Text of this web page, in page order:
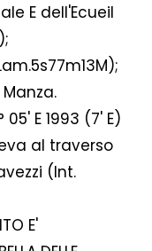
E dell'Ecueil
E 1993 (7' E)
al traverso
(Int.
E'